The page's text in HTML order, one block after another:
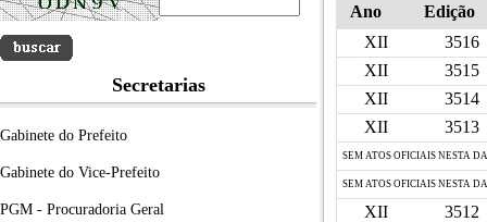
Secretarias
Gabinete do Prefeito
Gabinete do Vice-Prefeito
PGM - Procuradoria Geral
Ano
Edição
XII
3516
XII
3515
XII
3514
XII
3513
SEM ATOS OFICIAIS NESTA
SEM ATOS OFICIAIS NESTA
XII
3512